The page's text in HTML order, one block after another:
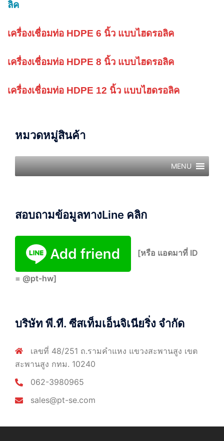
ลิค
เครื่องเชื่อมท่อ HDPE 6 นิ้ว แบบไฮดรอลิค
เครื่องเชื่อมท่อ HDPE 8 นิ้ว แบบไฮดรอลิค
เครื่องเชื่อมท่อ HDPE 12 นิ้ว แบบไฮดรอลิค
หมวดหมู่สินค้า
MENU
สอบถามข้อมูลทางLine คลิก
[หรือ แอดมาที่ ID
= @pt-hw]
บริษัท พี.ที. ซีสเท็มเอ็นจิเนียริ่ง จำกัด
เลขที่ 48/251 ถ.รามคำแหง แขวงสะพานสูง เขต
สะพานสูง กทม. 10240
062-3980965
sales@pt-se.com